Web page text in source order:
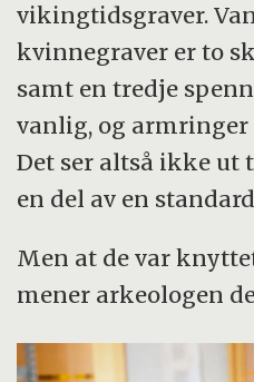
vikingtidsgraver.
kvinnegraver er to
samt en tredje
vanlig, og armringer
Det ser altså ikke ut
en del av en
Men at de var
mener arkeologen